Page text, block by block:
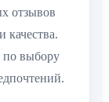
отзывов
качества.
по выбору